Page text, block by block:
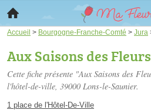
Accueil > Bourgogne-Franche-Comté > Jura
Aux Saisons des Fleurs
Cette fiche présente "Aux Saisons des
l'hôtel-de-ville, 39000 Lons-le-Saunier.
1 place de l'Hôtel-De-Ville